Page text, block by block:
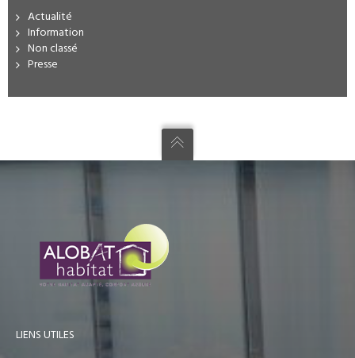
Actualité
Information
Non classé
Presse
LIENS UTILES